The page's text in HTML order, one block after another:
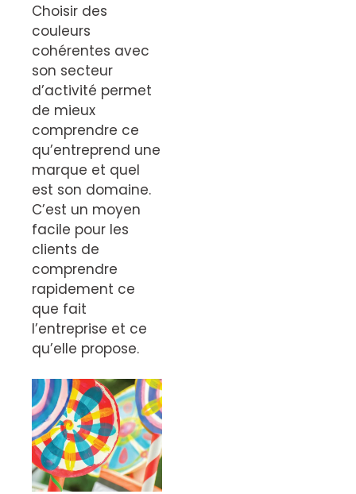
Choisir des
couleurs
cohérentes avec
son secteur
d’activité permet
de mieux
comprendre ce
qu’entreprend une
marque et quel
est son domaine.
C’est un moyen
facile pour les
clients de
comprendre
rapidement ce
que fait
l’entreprise et ce
qu’elle propose.